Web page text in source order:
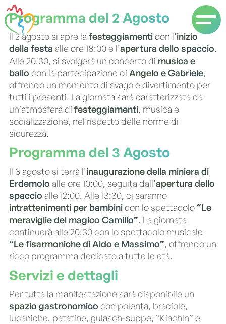
Programma del 2 Agosto
Il 2 agosto si apre la festeggiamenticon l’inizio
della festa alle ore 18:00 e l’apertura dello spaccio.
Alle 20:30, si svolgerà un concerto di musica e
ballo con la partecipazione di Angelo e Gabriele,
offrendo un momento di svago e divertimento per
tutti i presenti. La giornata sarà caratterizzata da
un’atmosfera di festeggiamenti, musica e
socializzazione, nel rispetto delle norme di
sicurezza.
Programma del 3 Agosto
Il 3 agosto si terrà l’inaugurazione della miniera di
Erdemolo alle ore 10:00, seguita dall’apertura dello
spaccio alle 12:00. Alle 13:30, ci saranno
intrattenimenti per bambinicon lo spettacolo“Le
meraviglie del magico Camillo”. La giornata
continuerà alle 20:30 con lo spettacolo musicale
“Le fisarmoniche di Aldo e Massimo”, offrendo un
ricco programma dedicato a tutte le età.
Servizi e dettagli
Per tutta la manifestazione sarà disponibile un
spazio gastronomico con polenta, braciole,
lucaniche, patatine, gulasch-suppe, “Kiachln” e